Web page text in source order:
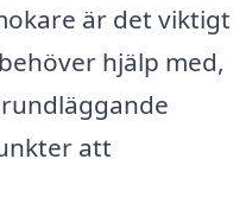
är det viktigt
hjälp med,
att